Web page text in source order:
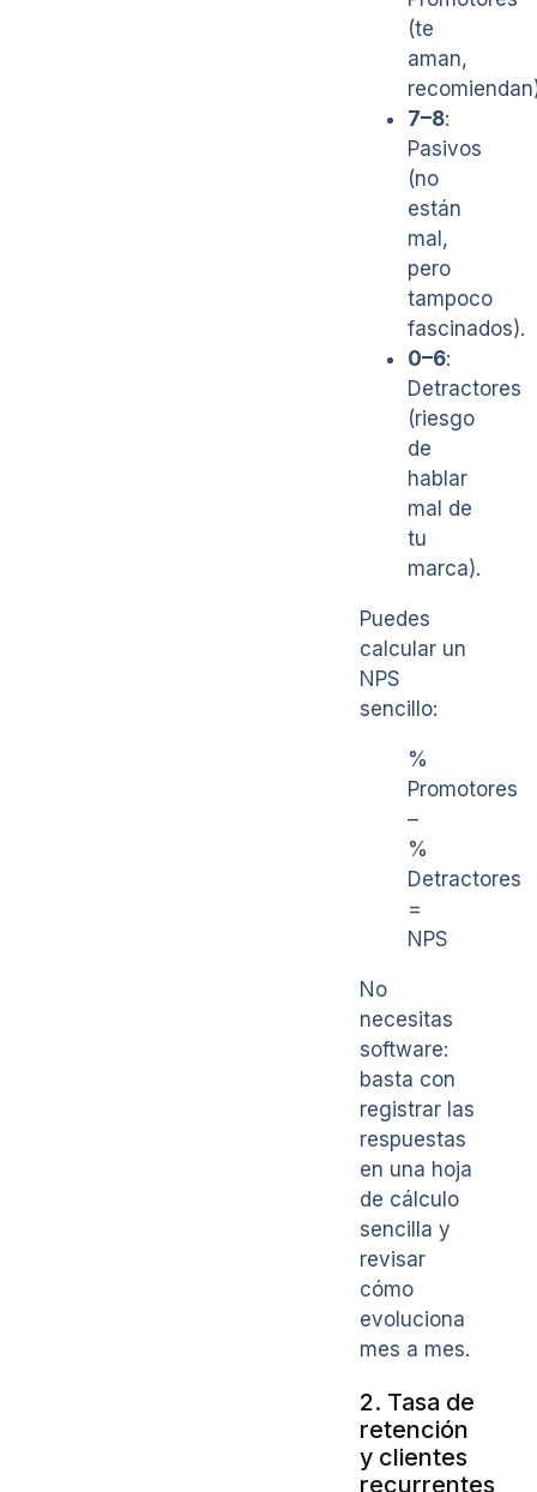
(te
aman,
7–8:
Pasivos
(no
están
mal,
pero
tampoco
fascinados).
0–6:
Detractores
(riesgo
de
hablar
mal de
tu
marca).
Puedes
calcular un
NPS
sencillo:
%
Promotores
–
%
Detractores
=
NPS
No
necesitas
software:
basta con
registrar las
respuestas
en una hoja
de cálculo
sencilla y
revisar
cómo
evoluciona
mes a mes.
2. Tasa de
retención
y clientes
recurrentes